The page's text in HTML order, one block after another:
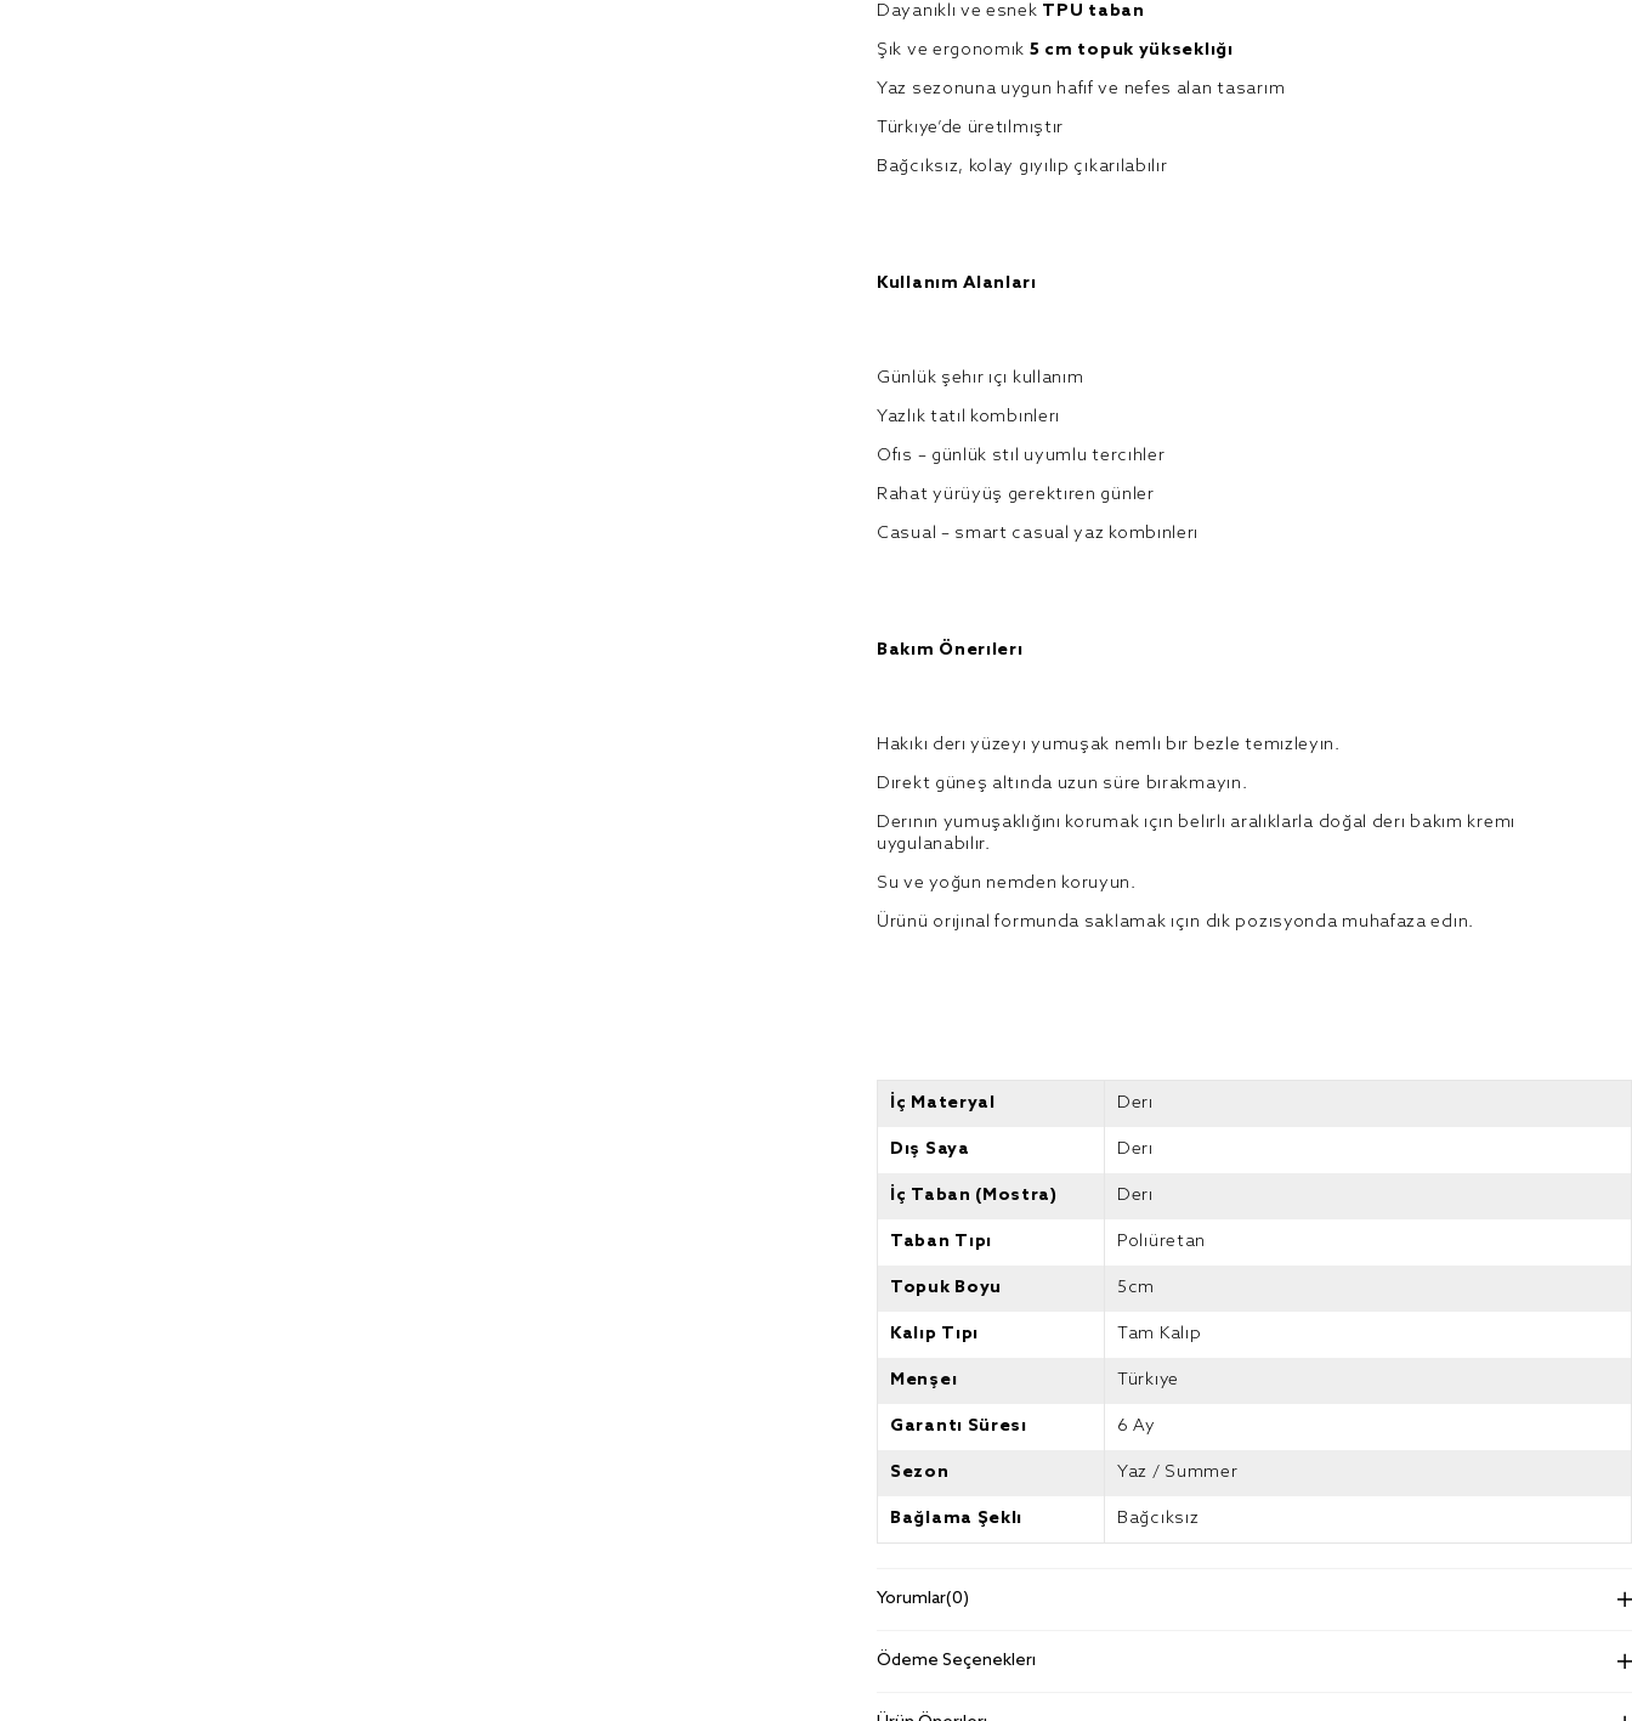
Dayanıklı ve esnek TPU taban
Şık ve ergonomik 5 cm topuk yüksekliği
Yaz sezonuna uygun hafif ve nefes alan tasarım
Türkiye’de üretilmiştir
Bağcıksız, kolay giyilip çıkarılabilir
Kullanım Alanları
Günlük şehir içi kullanım
Yazlık tatil kombinleri
Ofis – günlük stil uyumlu tercihler
Rahat yürüyüş gerektiren günler
Casual – smart casual yaz kombinleri
Bakım Önerileri
Hakiki deri yüzeyi yumuşak nemli bir bezle temizleyin.
Direkt güneş altında uzun süre bırakmayın.
Derinin yumuşaklığını korumak için belirli aralıklarla doğal deri bakım kremi
uygulanabilir.
Su ve yoğun nemden koruyun.
Ürünü orijinal formunda saklamak için dik pozisyonda muhafaza edin.
İç Materyal Deri
Dış Saya Deri
İç Taban (Mostra) Deri
Taban Tipi Poliüretan
Topuk Boyu 5cm
Kalıp Tipi Tam Kalıp
Menşei Türkiye
Garanti Süresi 6 Ay
Sezon Yaz / Summer
Bağlama Şekli Bağcıksız
Yorumlar(0)
Ödeme Seçenekleri